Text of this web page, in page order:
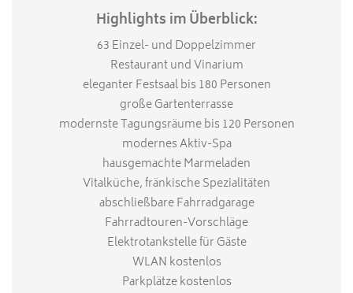
Highlights im Überblick:
63 Einzel- und Doppelzimmer
Restaurant und Vinarium
eleganter Festsaal bis 180 Personen
große Gartenterrasse
modernste Tagungsräume bis 120 Personen
modernes Aktiv-Spa
hausgemachte Marmeladen
Vitalküche, fränkische Spezialitäten
abschließbare Fahrradgarage
Fahrradtouren-Vorschläge
Elektrotankstelle für Gäste
WLAN kostenlos
Parkplätze kostenlos